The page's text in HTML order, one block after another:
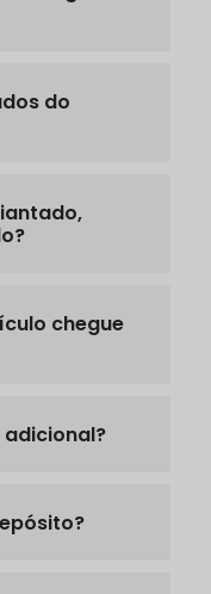
do
chegue